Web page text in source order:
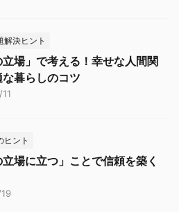
解決ヒント
立場」で考える！幸せな人間関
暮らしのコツ
ヒント
立場に立つ」ことで信頼を築く